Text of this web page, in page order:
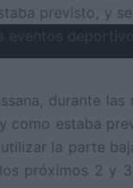
previsto, y
durante las
estaba
la parte
próximos 2 y